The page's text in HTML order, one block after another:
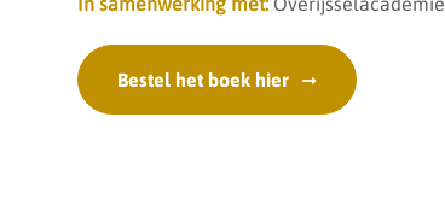
Bestel het boek hier